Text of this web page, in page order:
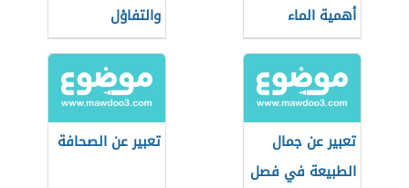
أهمية الماء
والتفاؤل
تعبير عن جمال
الطبيعة في فصل
تعبير عن الصحافة